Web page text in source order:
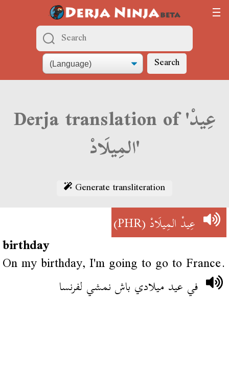
Search
Derja translation of 'عِيدْ
المِيلَادْ'
Generate transliteration
عِيدْ المِيلَادْ(PHR)
birthday
On my birthday, I'm going to go to France.
في عيد ميلادي باش نمشي لفرنسا